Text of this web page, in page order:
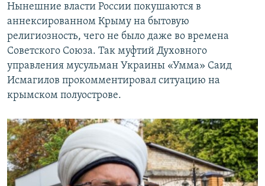
поискуИНФОГРАФИКА
ТЕЛЕПРОЕКТ КРЫМ.РЕАЛИИ
СОВЕТЫ ПРАВОЗАЩИТНИКОВ
ПРОПАВШИЕ БЕЗ ВЕСТИ
ПОБЕДИТЕЛЕЙ НЕ СУДЯТ?
ELIFBE
УКРАИНСКАЯ ПРОБЛЕМА КРЫМА
КАК ОБОЙТИ БЛОКИРОВКУ
Українською
ПРИСОЕДИНЯЙТЕСЬ!
Все сайты RFE/RL
Нынешние власти России покушаются в
аннексированном Крыму на бытовую
религиозность, чего не было даже во времена
Советского Союза. Так муфтий Духовного
управления мусульман Украины «Умма» Саид
Исмагилов прокомментировал ситуацию на
крымском полуострове.